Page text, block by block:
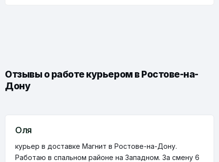
Отзывы о работе курьером в Ростове-на-
Дону
Оля
курьер в доставке Магнит в Ростове-на-Дону.
Работаю в спальном районе на Западном. За смену 6